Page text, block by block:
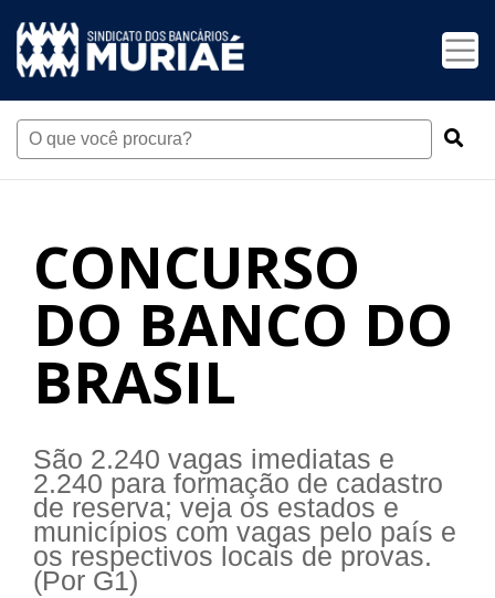
CONCURSO
DO BANCO DO
BRASIL
São 2.240 vagas imediatas e
2.240 para formação de cadastro
de reserva; veja os estados e
municípios com vagas pelo país e
os respectivos locais de provas.
(Por G1)